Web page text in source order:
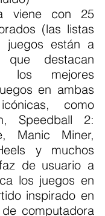
viene con 25
(las listas
juegos están a
que destacan
los mejores
en ambas
como
Speedball 2:
Manic Miner,
y muchos
de usuario a
los juegos en
inspirado en
computadora